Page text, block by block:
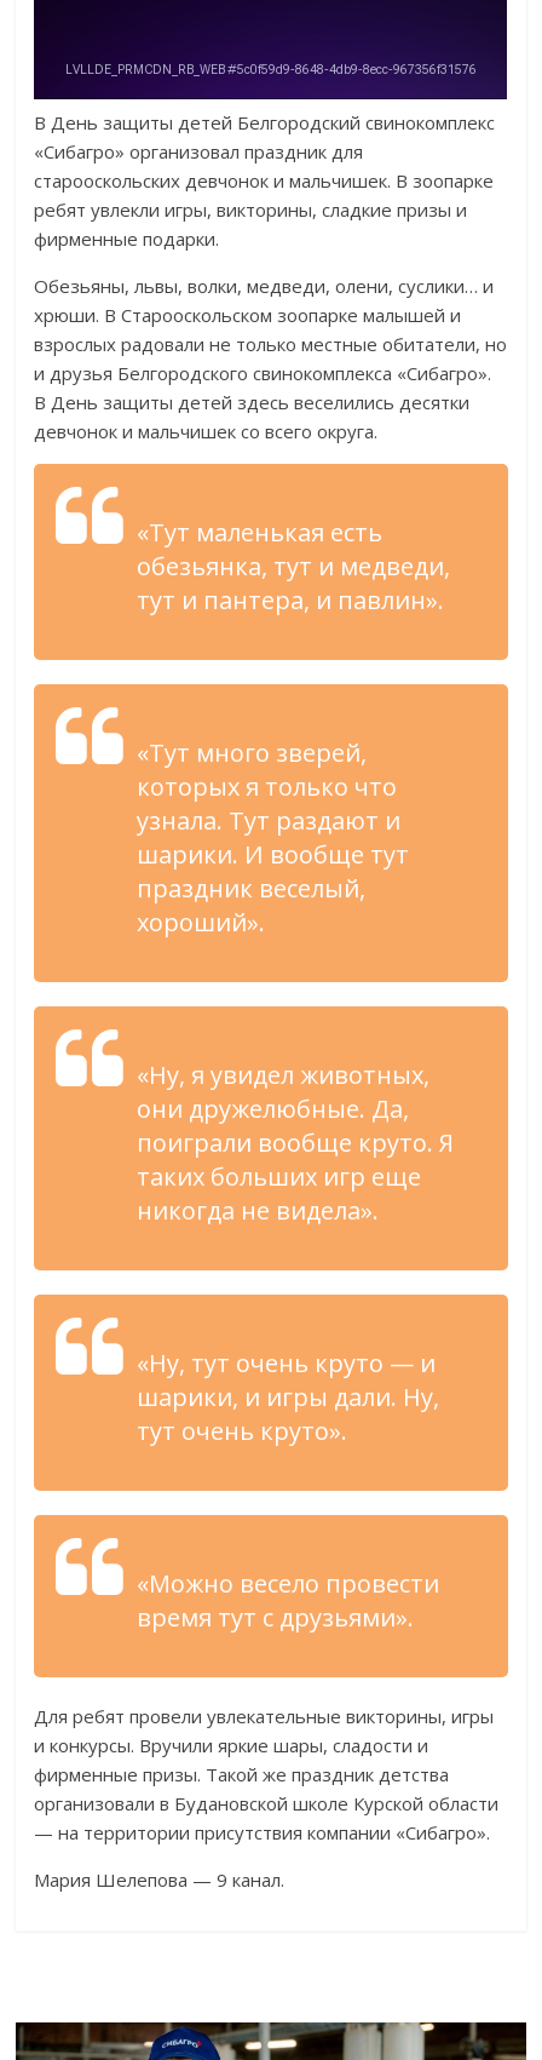
В День защиты детей Белгородский свинокомплекс
«Сибагро» организовал праздник для
старооскольских девчонок и мальчишек. В зоопарке
ребят увлекли игры, викторины, сладкие призы и
фирменные подарки.
Обезьяны, львы, волки, медведи, олени, суслики… и
хрюши. В Старооскольском зоопарке малышей и
взрослых радовали не только местные обитатели, но
и друзья Белгородского свинокомплекса «Сибагро».
В День защиты детей здесь веселились десятки
девчонок и мальчишек со всего округа.
«Тут маленькая есть
обезьянка, тут и медведи,
тут и пантера, и павлин».
«Тут много зверей,
которых я только что
узнала. Тут раздают и
шарики. И вообще тут
праздник веселый,
хороший».
«Ну, я увидел животных,
они дружелюбные. Да,
поиграли вообще круто. Я
таких больших игр еще
никогда не видела».
«Ну, тут очень круто — и
шарики, и игры дали. Ну,
тут очень круто».
«Можно весело провести
время тут с друзьями».
Для ребят провели увлекательные викторины, игры
и конкурсы. Вручили яркие шары, сладости и
фирменные призы. Такой же праздник детства
организовали в Будановской школе Курской области
— на территории присутствия компании «Сибагро».
Мария Шелепова — 9 канал.